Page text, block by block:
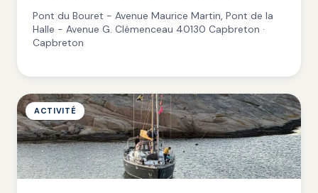
Pont du Bouret - Avenue Maurice Martin, Pont de la
Halle - Avenue G. Clémenceau 40130 Capbreton ·
Capbreton
ACTIVITÉ